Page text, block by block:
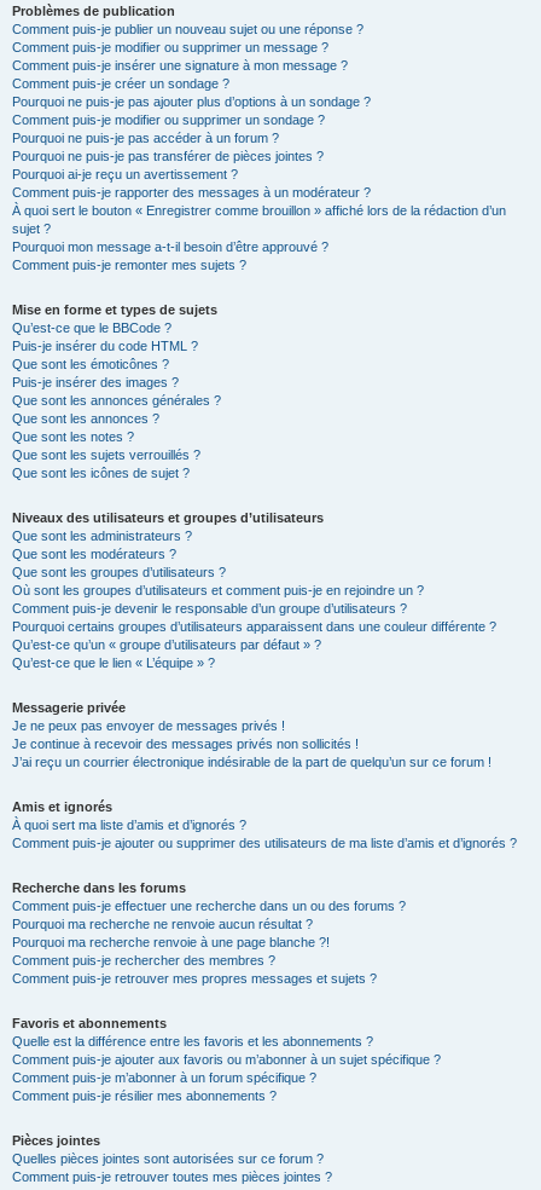
Problèmes de publication
Comment puis-je publier un nouveau sujet ou une réponse ?
Comment puis-je modifier ou supprimer un message ?
Comment puis-je insérer une signature à mon message ?
Comment puis-je créer un sondage ?
Pourquoi ne puis-je pas ajouter plus d’options à un sondage ?
Comment puis-je modifier ou supprimer un sondage ?
Pourquoi ne puis-je pas accéder à un forum ?
Pourquoi ne puis-je pas transférer de pièces jointes ?
Pourquoi ai-je reçu un avertissement ?
Comment puis-je rapporter des messages à un modérateur ?
À quoi sert le bouton « Enregistrer comme brouillon » affiché lors de la rédaction d’un
sujet ?
Pourquoi mon message a-t-il besoin d’être approuvé ?
Comment puis-je remonter mes sujets ?
Mise en forme et types de sujets
Qu’est-ce que le BBCode ?
Puis-je insérer du code HTML ?
Que sont les émoticônes ?
Puis-je insérer des images ?
Que sont les annonces générales ?
Que sont les annonces ?
Que sont les notes ?
Que sont les sujets verrouillés ?
Que sont les icônes de sujet ?
Niveaux des utilisateurs et groupes d’utilisateurs
Que sont les administrateurs ?
Que sont les modérateurs ?
Que sont les groupes d’utilisateurs ?
Où sont les groupes d’utilisateurs et comment puis-je en rejoindre un ?
Comment puis-je devenir le responsable d’un groupe d’utilisateurs ?
Pourquoi certains groupes d’utilisateurs apparaissent dans une couleur différente ?
Qu’est-ce qu’un « groupe d’utilisateurs par défaut » ?
Qu’est-ce que le lien « L’équipe » ?
Messagerie privée
Je ne peux pas envoyer de messages privés !
Je continue à recevoir des messages privés non sollicités !
J’ai reçu un courrier électronique indésirable de la part de quelqu’un sur ce forum !
Amis et ignorés
À quoi sert ma liste d’amis et d’ignorés ?
Comment puis-je ajouter ou supprimer des utilisateurs de ma liste d’amis et d’ignorés ?
Recherche dans les forums
Comment puis-je effectuer une recherche dans un ou des forums ?
Pourquoi ma recherche ne renvoie aucun résultat ?
Pourquoi ma recherche renvoie à une page blanche ?!
Comment puis-je rechercher des membres ?
Comment puis-je retrouver mes propres messages et sujets ?
Favoris et abonnements
Quelle est la différence entre les favoris et les abonnements ?
Comment puis-je ajouter aux favoris ou m’abonner à un sujet spécifique ?
Comment puis-je m’abonner à un forum spécifique ?
Comment puis-je résilier mes abonnements ?
Pièces jointes
Quelles pièces jointes sont autorisées sur ce forum ?
Comment puis-je retrouver toutes mes pièces jointes ?